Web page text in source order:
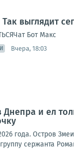
выглядит
Бот Макс
Вчера, 18:03
Днепра и ел
года. Остров
сержанта